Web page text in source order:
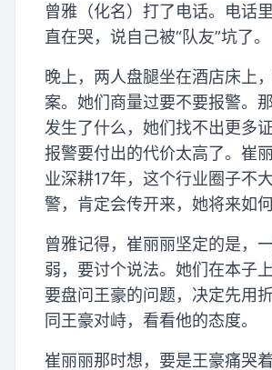
曾雅（化名）打了电话。电话
直在哭，说自己被“队友”坑了。
晚上，两人盘腿坐在酒店床上
案。她们商量过要不要报警。
发生了什么，她们找不出更多证
报警要付出的代价太高了。崔
业深耕17年，这个行业圈子不
警，肯定会传开来，她将来如
曾雅记得，崔丽丽坚定的是，
弱，要讨个说法。她们在本子
要盘问王豪的问题，决定先用折
同王豪对峙，看看他的态度。
崔丽丽那时想，要是王豪痛哭着